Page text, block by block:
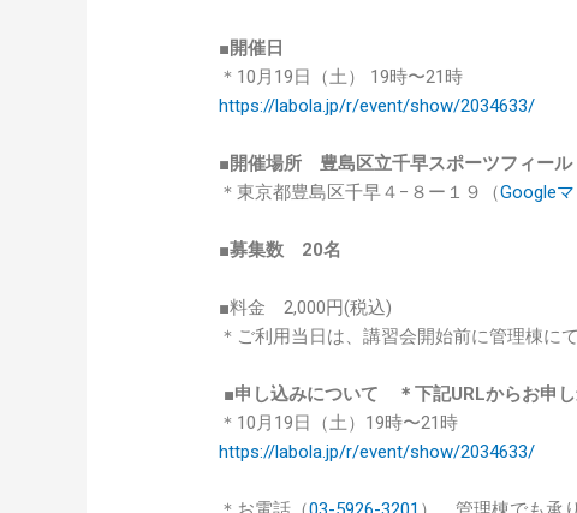
■開催日
＊10月19日（土） 19時〜21時
https://labola.jp/r/event/show/2034633/
■開催場所 豊島区立千早スポーツフィール
＊東京都豊島区千早４−８ー１９（Google
■募集数 20名
■料金 2,000円(税込)
＊ご利用当日は、講習会開始前に管理棟に
■申し込みについて ＊下記URLからお申
＊10月19日（土）19時〜21時
https://labola.jp/r/event/show/2034633/